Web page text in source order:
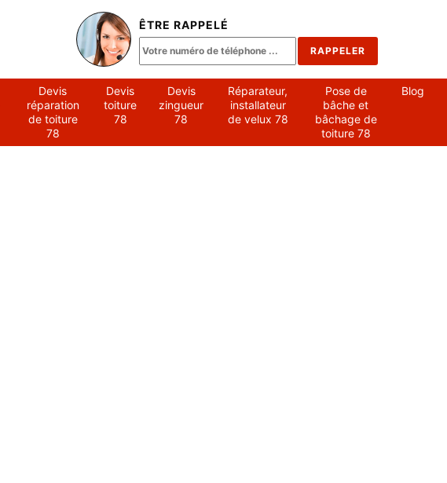
ÊTRE RAPPELÉ
Devis
réparation
de toiture
78
Devis
toiture
78
Devis
zingueur
78
Réparateur,
installateur
de velux 78
Pose de
bâche et
bâchage de
toiture 78
Blog